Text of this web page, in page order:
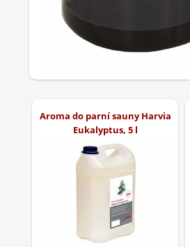
Aroma do parní sauny Harvia
Eukalyptus, 5 l